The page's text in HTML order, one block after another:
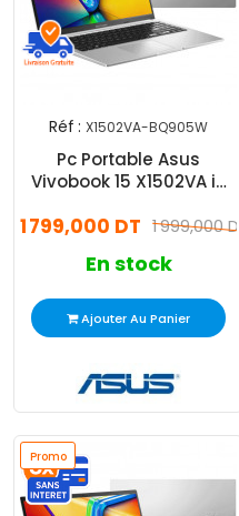
Réf : X1502VA-BQ905W
Pc Portable Asus
Vivobook 15 X1502VA i5
Windows 111 999,000 DT
1 799,000 DT
En stock
Ajouter Au Panier
Promo